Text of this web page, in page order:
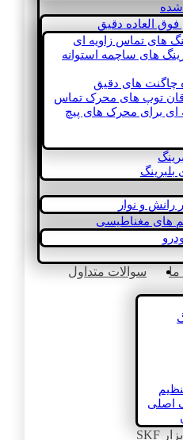
شده
فوق العاده دقیق
های تماس زاویه ای
های ساچمه استوانه
چاگنت های دقیق
توپ های محرک تماس
ای برای محرک های پیچ
و نوار
های مغناطیسی
ما
سوالات متداول
اصلی
ابزار SKF